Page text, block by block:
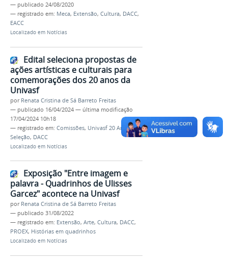
— publicado 24/08/2020
— registrado em: Meca, Extensão, Cultura, DACC,
EACC
Localizado em Notícias
Edital seleciona propostas de
ações artísticas e culturais para
comemorações dos 20 anos da
Univasf
por Renata Cristina de Sá Barreto Freitas
— publicado 16/04/2024 — última modificação
17/04/2024 10h18
— registrado em: Comissões, Univasf 20 Anos,
Seleção, DACC
Localizado em Notícias
Exposição "Entre imagem e
palavra - Quadrinhos de Ulisses
Garcez" acontece na Univasf
por Renata Cristina de Sá Barreto Freitas
— publicado 31/08/2022
— registrado em: Extensão, Arte, Cultura, DACC,
PROEX, Histórias em quadrinhos
Localizado em Notícias